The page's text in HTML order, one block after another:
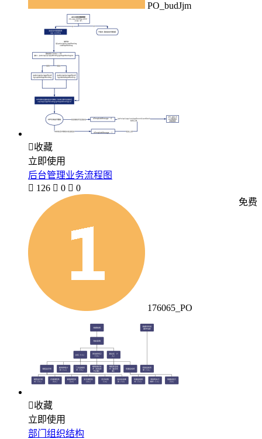
PO_budJjm
收藏
立即使用
后台管理业务流程图
 126  0  0
176065_PO
免费
收藏
立即使用
部门组织结构